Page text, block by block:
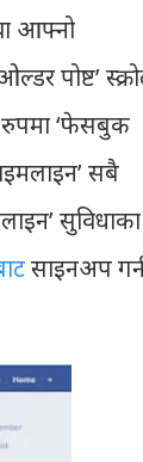
आफ्नो
पोष्ट’
रुपमा ‘फेसबुक
सबै
सुविधाका
साइनअप